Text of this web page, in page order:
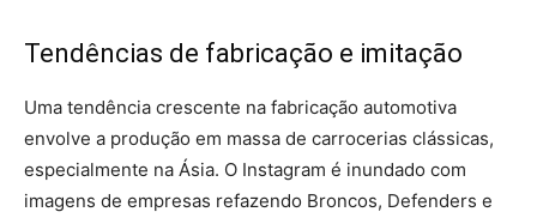
Tendências de fabricação e imitação
Uma tendência crescente na fabricação automotiva
envolve a produção em massa de carrocerias clássicas,
especialmente na Ásia. O Instagram é inundado com
imagens de empresas refazendo Broncos, Defenders e